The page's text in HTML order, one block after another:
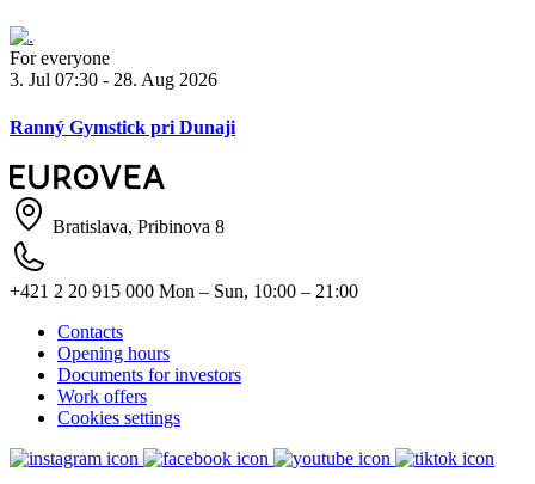
For everyone
3. Jul 07:30 - 28. Aug 2026
Ranný Gymstick pri Dunaji
Bratislava, Pribinova 8
+421 2 20 915 000 Mon – Sun, 10:00 – 21:00
Contacts
Opening hours
Documents for investors
Work offers
Cookies settings